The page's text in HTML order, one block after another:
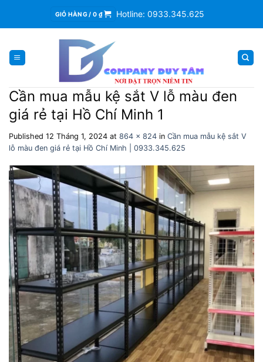
content
GIỎ HÀNG / 0 ₫ Hotline: 0933.345.625
Cần mua mẫu kệ sắt V lỗ màu đen
giá rẻ tại Hồ Chí Minh 1
Published 12 Tháng 1, 2024 at 864 × 824 in Cần mua mẫu kệ sắt V
lỗ màu đen giá rẻ tại Hồ Chí Minh | 0933.345.625